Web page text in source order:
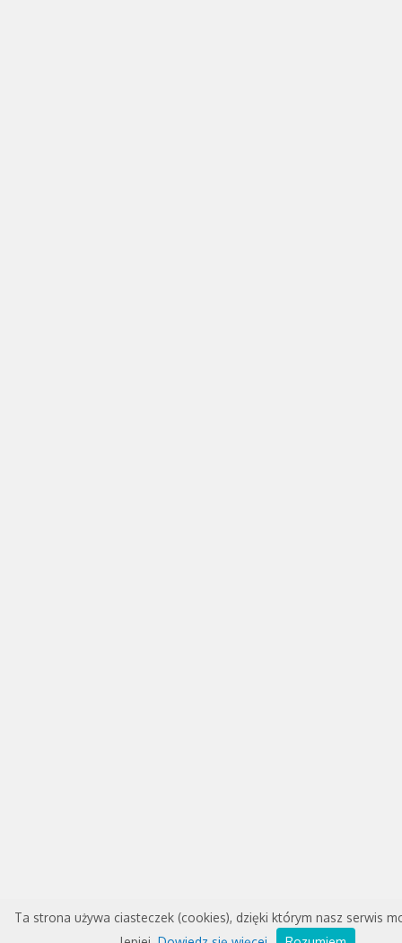
Ta strona używa ciasteczek (cookies), dzięki którym nasz serwis